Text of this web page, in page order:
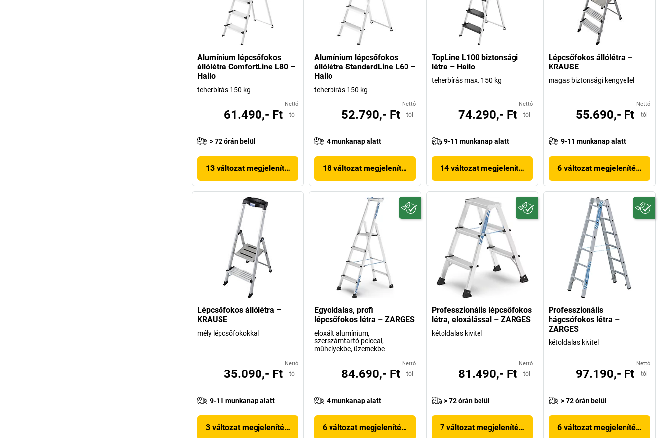
Alumínium lépcsőfokos
állólétra ComfortLine L80 –
Hailo
teherbírás 150 kg
Nettó
61.490,- Ft -tól
> 72 órán belül
13 változat megjelenítése
Alumínium lépcsőfokos
állólétra StandardLine L60 –
Hailo
teherbírás 150 kg
Nettó
52.790,- Ft -tól
4 munkanap alatt
18 változat megjelenítése
TopLine L100 biztonsági
létra – Hailo
teherbírás max. 150 kg
Nettó
74.290,- Ft -tól
9-11 munkanap alatt
14 változat megjelenítése
Lépcsőfokos állólétra –
KRAUSE
magas biztonsági kengyellel
Nettó
55.690,- Ft -tól
9-11 munkanap alatt
6 változat megjelenítése
Lépcsőfokos állólétra –
KRAUSE
mély lépcsőfokokkal
Nettó
35.090,- Ft -tól
9-11 munkanap alatt
3 változat megjelenítése
Egyoldalas, profi
lépcsőfokos létra – ZARGES
eloxált alumínium,
szerszámtartó polccal,
műhelyekbe, üzemekbe
Nettó
84.690,- Ft -tól
4 munkanap alatt
6 változat megjelenítése
Professzionális lépcsőfokos
létra, eloxálással – ZARGES
kétoldalas kivitel
Nettó
81.490,- Ft -tól
> 72 órán belül
7 változat megjelenítése
Professzionális
hágcsófokos létra –
ZARGES
kétoldalas kivitel
Nettó
97.190,- Ft -tól
> 72 órán belül
6 változat megjelenítése